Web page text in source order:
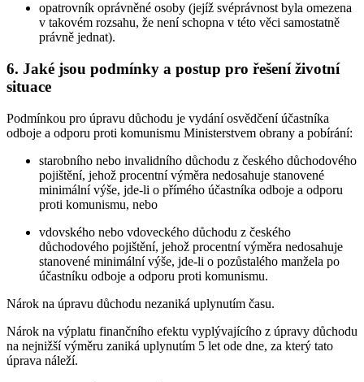
opatrovník oprávněné osoby (jejíž svéprávnost byla omezena
v takovém rozsahu, že není schopna v této věci samostatně
právně jednat).
6. Jaké jsou podmínky a postup pro řešení životní
situace
Podmínkou pro úpravu důchodu je vydání osvědčení účastníka
odboje a odporu proti komunismu Ministerstvem obrany a pobírání:
starobního nebo invalidního důchodu z českého důchodového
pojištění, jehož procentní výměra nedosahuje stanovené
minimální výše, jde-li o přímého účastníka odboje a odporu
proti komunismu, nebo
vdovského nebo vdoveckého důchodu z českého
důchodového pojištění, jehož procentní výměra nedosahuje
stanovené minimální výše, jde-li o pozůstalého manžela po
účastníku odboje a odporu proti komunismu.
Nárok na úpravu důchodu nezaniká uplynutím času.
Nárok na výplatu finančního efektu vyplývajícího z úpravy důchodu
na nejnižší výměru zaniká uplynutím 5 let ode dne, za který tato
úprava náleží.